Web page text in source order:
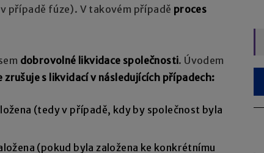
případě fúze). V takovém případě proces
dobrovolné likvidace společnosti. Úvodem
zrušuje s likvidací v následujících případech:
(tedy v případě, kdy by společnost byla
(pokud byla založena ke konkrétnímu